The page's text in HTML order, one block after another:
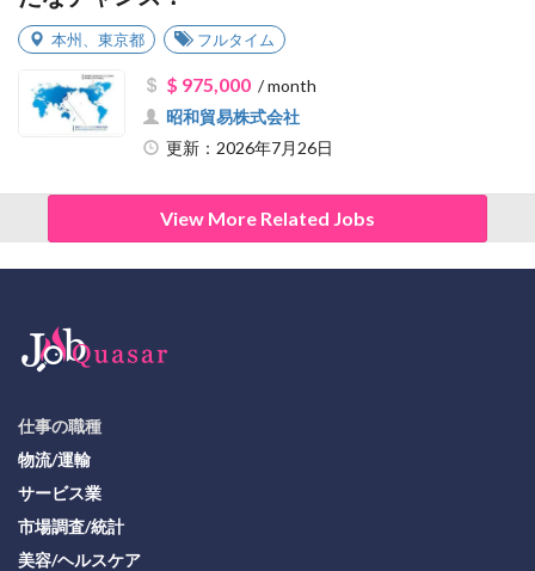
本州 東京都 フルタイム
$ 975,000/ month
昭和貿易株式会社
更新：2026年7月26日
View More Related Jobs
仕事の職種
物流/運輸
サービス業
市場調査/統計
美容/ヘルスケア